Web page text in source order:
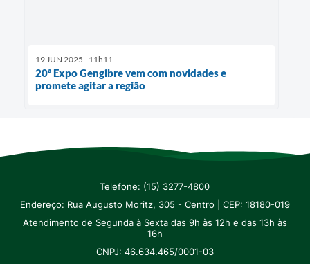
19 JUN 2025 - 11h11
20ª Expo Gengibre vem com novidades e
promete agitar a região
Telefone: (15) 3277-4800
Endereço: Rua Augusto Moritz, 305 - Centro | CEP: 18180-019
Atendimento de Segunda à Sexta das 9h às 12h e das 13h às
16h
CNPJ: 46.634.465/0001-03